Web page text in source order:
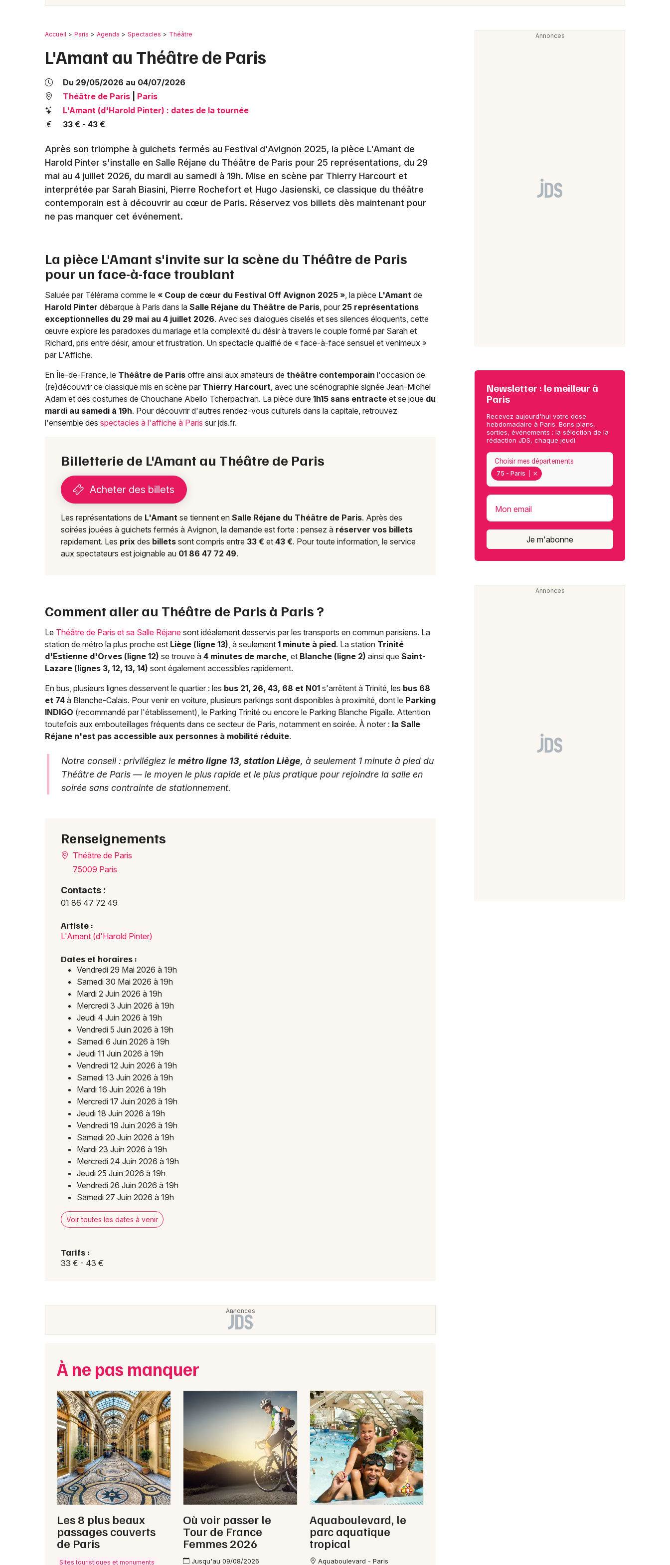
Sorties & loisirs
Théâtre à Paris
Théâtre en Ile de France
Newsletter des sorties
Actus à Paris
Magazine à Paris
Je m'abonne
Mulhouse
Nice
Toutes les villes
Accueil Paris Agenda Spectacles Théâtre
L'Amant au Théâtre de Paris
Du 29/05/2026 au 04/07/2026
Théâtre de Paris
Paris
L'Amant (d'Harold Pinter) : dates de la tournée
33 € - 43 €
Après son triomphe à guichets fermés au Festival d'Avignon 2025, la pièce L'Amant de
Harold Pinter s'installe en Salle Réjane du Théâtre de Paris pour 25 représentations, du 29
mai au 4 juillet 2026, du mardi au samedi à 19h. Mise en scène par Thierry Harcourt et
interprétée par Sarah Biasini, Pierre Rochefort et Hugo Jasienski, ce classique du théâtre
contemporain est à découvrir au cœur de Paris. Réservez vos billets dès maintenant pour
ne pas manquer cet événement.
La pièce L'Amant s'invite sur la scène du Théâtre de Paris
pour un face-à-face troublant
Saluée par Télérama comme le « Coup de cœur du Festival Off Avignon 2025 », la pièce L'Amant de
Harold Pinter débarque à Paris dans la Salle Réjane du Théâtre de Paris, pour 25 représentations
exceptionnelles du 29 mai au 4 juillet 2026. Avec ses dialogues ciselés et ses silences éloquents, cette
œuvre explore les paradoxes du mariage et la complexité du désir à travers le couple formé par Sarah et
Richard, pris entre désir, amour et frustration. Un spectacle qualifié de « face-à-face sensuel et venimeux »
par L'Affiche.
En Île-de-France, le Théâtre de Paris offre ainsi aux amateurs de théâtre contemporain l'occasion de
(re)découvrir ce classique mis en scène par Thierry Harcourt, avec une scénographie signée Jean-Michel
Adam et des costumes de Chouchane Abello Tcherpachian. La pièce dure 1h15 sans entracte et se joue du
mardi au samedi à 19h. Pour découvrir d'autres rendez-vous culturels dans la capitale, retrouvez
l'ensemble des spectacles à l'affiche à Paris sur jds.fr.
Billetterie de L'Amant au Théâtre de Paris
Acheter des billets
Les représentations de L'Amant se tiennent en Salle Réjane du Théâtre de Paris. Après des
soirées jouées à guichets fermés à Avignon, la demande est forte : pensez à réserver vos billets
rapidement. Les prix des billets sont compris entre 33 € et 43 €. Pour toute information, le service
aux spectateurs est joignable au 01 86 47 72 49.
Comment aller au Théâtre de Paris à Paris ?
Le Théâtre de Paris et sa Salle Réjane sont idéalement desservis par les transports en commun parisiens. La
station de métro la plus proche est Liège (ligne 13), à seulement 1 minute à pied. La station Trinité
d'Estienne d'Orves (ligne 12) se trouve à 4 minutes de marche, et Blanche (ligne 2) ainsi que Saint-
Lazare (lignes 3, 12, 13, 14) sont également accessibles rapidement.
En bus, plusieurs lignes desservent le quartier : les bus 21, 26, 43, 68 et N01 s'arrêtent à Trinité, les bus 68
et 74 à Blanche-Calais. Pour venir en voiture, plusieurs parkings sont disponibles à proximité, dont le Parking
INDIGO (recommandé par l'établissement), le Parking Trinité ou encore le Parking Blanche Pigalle. Attention
toutefois aux embouteillages fréquents dans ce secteur de Paris, notamment en soirée. À noter : la Salle
Réjane n'est pas accessible aux personnes à mobilité réduite.
Notre conseil : privilégiez le métro ligne 13, station Liège, à seulement 1 minute à pied du
Théâtre de Paris — le moyen le plus rapide et le plus pratique pour rejoindre la salle en
soirée sans contrainte de stationnement.
Renseignements
Théâtre de Paris
75009 Paris
Contacts :
01 86 47 72 49
Artiste :
L'Amant (d'Harold Pinter)
Dates et horaires :
Vendredi 29 Mai 2026 à 19h
Samedi 30 Mai 2026 à 19h
Mardi 2 Juin 2026 à 19h
Mercredi 3 Juin 2026 à 19h
Jeudi 4 Juin 2026 à 19h
Vendredi 5 Juin 2026 à 19h
Samedi 6 Juin 2026 à 19h
Jeudi 11 Juin 2026 à 19h
Vendredi 12 Juin 2026 à 19h
Samedi 13 Juin 2026 à 19h
Mardi 16 Juin 2026 à 19h
Mercredi 17 Juin 2026 à 19h
Jeudi 18 Juin 2026 à 19h
Vendredi 19 Juin 2026 à 19h
Samedi 20 Juin 2026 à 19h
Mardi 23 Juin 2026 à 19h
Mercredi 24 Juin 2026 à 19h
Jeudi 25 Juin 2026 à 19h
Vendredi 26 Juin 2026 à 19h
Samedi 27 Juin 2026 à 19h
Voir toutes les dates à venir
Tarifs :
33 € - 43 €
À ne pas manquer
Les 8 plus beaux
passages couverts
de Paris
Sites touristiques et monuments
Où voir passer le
Tour de France
Femmes 2026
Jusqu'au 09/08/2026
Aquaboulevard, le
parc aquatique
tropical
Aquaboulevard - Paris
Newsletter : le meilleur à
Paris
Recevez aujourd'hui votre dose
hebdomadaire à Paris. Bons plans,
sorties, événements : la sélection de la
rédaction JDS, chaque jeudi.
75 - Paris
Choisir mes départements
Mon email
Je m'abonne